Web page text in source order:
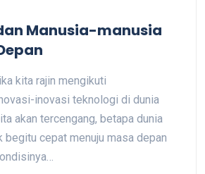
Manusia-manusia
kita rajin mengikuti
inovasi teknologi di dunia
akan tercengang, betapa dunia
begitu cepat menuju masa depan